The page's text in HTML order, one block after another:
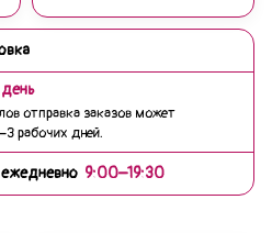
отправка заказов может
рабочих дней.
9:00–19:30